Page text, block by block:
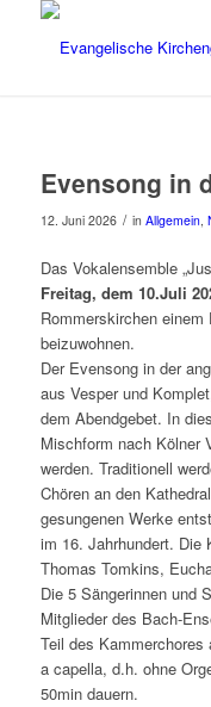
Evensong in
12. Juni 2026 / in Allgemein,
Das Vokalensemble
Freitag, dem 10.Juli
Rommerskirchen
beizuwohnen.
Der Evensong in der
aus Vesper und
dem Abendgebet. In
Mischform nach Kölner
werden. Traditionell
Chören an den
gesungenen Werke
im 16. Jahrhundert. Die
Thomas Tomkins,
Die 5 Sängerinnen und
Mitglieder des Bach-
Teil des
a capella, d.h. ohne
50min dauern.